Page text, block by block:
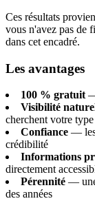
Ces résultats
vous n'avez pas de
dans cet encadré.
Les avantages
100 % gratuit—
Visibilité
cherchent votre
Confiance — les
crédibilité
Informations
directement
Pérennité —
des années